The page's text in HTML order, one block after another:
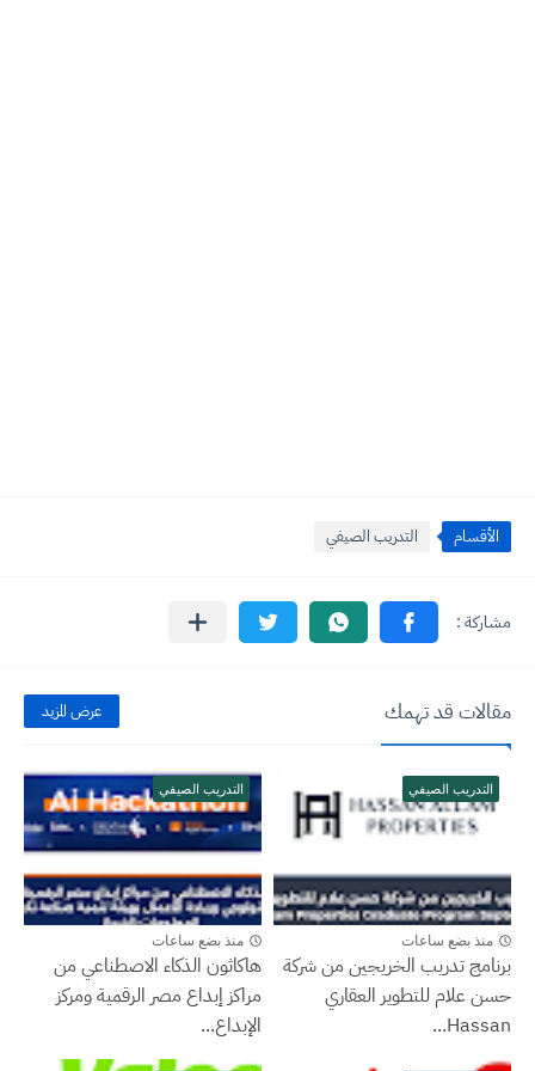
الأقسام التدريب الصيفي
مقالات قد تهمك عرض المزيد
التدريب الصيفي
منذ بضع ساعات
برنامج تدريب الخريجين من شركة
حسن علام للتطوير العقاري
Hassan...
التدريب الصيفي
منذ بضع ساعات
هاكاثون الذكاء الاصطناعي من
مراكز إبداع مصر الرقمية ومركز
الإبداع...